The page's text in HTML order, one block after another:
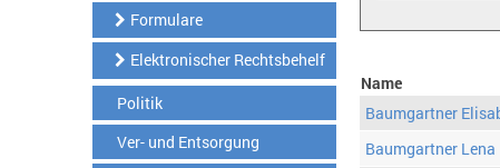
Formulare
Elektronischer Rechtsbehelf
Politik
Ver- und Entsorgung
Name
Baumgartner
Baumgartner Lena